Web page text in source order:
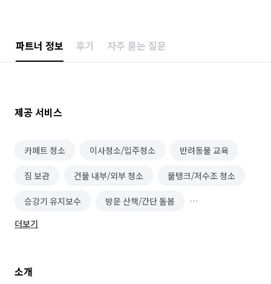
파트너 정보 후기 자주 묻는 질문
제공 서비스
카페트 청소 이사청소/입주청소 반려동물 교육
짐 보관 건물 내부/외부 청소 물탱크/저수조 청소
승강기 유지보수 방문 산책/간단 돌봄
반려동물 장례
건물 관리(종합/시설/행정/경비)
더보기
소개